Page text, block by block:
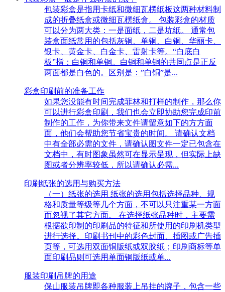
包装彩盒是指用卡纸和微细瓦楞纸板这两种材料制
成的折叠纸盒或微细瓦楞纸盒。 包装彩盒的材质
可以分为两大类：一是面纸，二是坑纸。 通常包
装盒面纸常用的包括灰铜、单铜、白铜、华丽卡、
银卡、黄金卡、白金卡、雷射卡等。“白底白
板”指：白铜和单铜。白铜和单铜的共同点是正反
两面都是白色的。区别是：”白铜”是...
彩盒印刷前的准备工作
如果您没能有时间完成菲林和打样的制作，那么你
可以进行彩盒印刷，我们也会立即协助您完成印前
制作的工作，为你带来文件请留意如下的方方面
面，他们会帮助您节省宝贵的时间。 请确认文档
中有全部必需的文件，请确认图文件一定已包含在
文档中，有时图象虽然可在显示呈现，但实际上缺
图或者分辨率较低，所以请确认必需...
印刷纸张的选用与购买方法
（一）纸张的选用 纸张的选用包括选择品种、规
格和质量等级等几个方面，不可以只注重某一方面
而忽视了其它方面。 在选择纸张品种时，主要需
根据欲印制的印刷品的特征和所使用的印刷机类型
进行选择。印刷书刊中的彩色封面、插图或广告插
页等，可选用双面铜版纸或双胶纸；印刷商标等单
面印刷品则可选用单面铜版纸或单...
服装印刷吊牌的用途
保山服装吊牌即各种服装上吊挂的牌子，包含一些